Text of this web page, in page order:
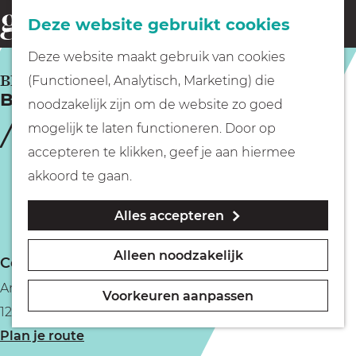
Deze website gebruikt cookies
Deze website maakt gebruik van cookies
(Functioneel, Analytisch, Marketing) die
noodzakelijk zijn om de website zo goed
mogelijk te laten functioneren. Door op
accepteren te klikken, geef je aan hiermee
akkoord te gaan.
Alles accepteren
Alleen noodzakelijk
Voorkeuren aanpassen
G
a
n
a
o
m
e
p
Fietsen
Wandelen
Geocachen
Naar het museum
o
e
k
e
n
Boereblij Blaricum
BLARICUM
Contact
Angerechtsweg 11
1261 XG Blaricum
Plan je routen